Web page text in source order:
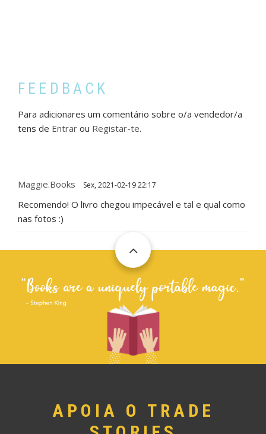
FEEDBACK
Para adicionares um comentário sobre o/a vendedor/a
tens de Entrar ou Registar-te.
Maggie.books Sex, 2021-02-19 22:17
Recomendo! O livro chegou impecável e tal e qual como
nas fotos :)
APOIA O TRADE